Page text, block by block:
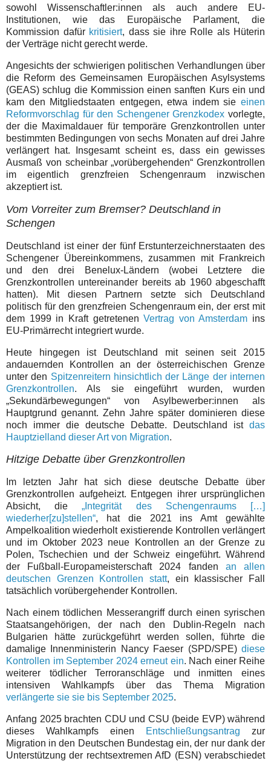
sowohl Wissenschaftler:innen als auch andere EU-
Institutionen, wie das Europäische Parlament, die
Kommission dafür kritisiert, dass sie ihre Rolle als Hüterin
der Verträge nicht gerecht werde.
Angesichts der schwierigen politischen Verhandlungen über
die Reform des Gemeinsamen Europäischen Asylsystems
(GEAS) schlug die Kommission einen sanften Kurs ein und
kam den Mitgliedstaaten entgegen, etwa indem sie einen
Reformvorschlag für den Schengener Grenzkodex vorlegte,
der die Maximaldauer für temporäre Grenzkontrollen unter
bestimmten Bedingungen von sechs Monaten auf drei Jahre
verlängert hat. Insgesamt scheint es, dass ein gewisses
Ausmaß von scheinbar „vorübergehenden“ Grenzkontrollen
im eigentlich grenzfreien Schengenraum inzwischen
akzeptiert ist.
Vom Vorreiter zum Bremser? Deutschland in
Schengen
Deutschland ist einer der fünf Erstunterzeichnerstaaten des
Schengener Übereinkommens, zusammen mit Frankreich
und den drei Benelux-Ländern (wobei Letztere die
Grenzkontrollen untereinander bereits ab 1960 abgeschafft
hatten). Mit diesen Partnern setzte sich Deutschland
politisch für den grenzfreien Schengenraum ein, der erst mit
dem 1999 in Kraft getretenenVertrag von Amsterdam ins
EU-Primärrecht integriert wurde.
Heute hingegen ist Deutschland mit seinen seit 2015
andauernden Kontrollen an der österreichischen Grenze
unter den Spitzenreitern hinsichtlich der Länge der internen
Grenzkontrollen. Als sie eingeführt wurden, wurden
„Sekundärbewegungen“ von Asylbewerber:innen als
Hauptgrund genannt. Zehn Jahre später dominieren diese
noch immer die deutsche Debatte. Deutschland ist das
Hauptzielland dieser Art von Migration.
Hitzige Debatte über Grenzkontrollen
Im letzten Jahr hat sich diese deutsche Debatte über
Grenzkontrollen aufgeheizt. Entgegen ihrer ursprünglichen
Absicht, die„Integrität des Schengenraums […]
wiederher[zu]stellen“, hat die 2021 ins Amt gewählte
Ampelkoalition wiederholt existierende Kontrollen verlängert
und im Oktober 2023 neue Kontrollen an der Grenze zu
Polen, Tschechien und der Schweiz eingeführt. Während
der Fußball-Europameisterschaft 2024 fanden an allen
deutschen Grenzen Kontrollen statt, ein klassischer Fall
tatsächlich vorübergehender Kontrollen.
Nach einem tödlichen Messerangriff durch einen syrischen
Staatsangehörigen, der nach den Dublin-Regeln nach
Bulgarien hätte zurückgeführt werden sollen, führte die
damalige Innenministerin Nancy Faeser (SPD/SPE) diese
Kontrollen im September 2024 erneut ein. Nach einer Reihe
weiterer tödlicher Terroranschläge und inmitten eines
intensiven Wahlkampfs über das Thema Migration
verlängerte sie sie bis September 2025.
Anfang 2025 brachten CDU und CSU (beide EVP) während
dieses Wahlkampfs einen
Entschließungsantrag zur
Migration in den Deutschen Bundestag ein, der nur dank der
Unterstützung der rechtsextremen AfD (ESN) verabschiedet